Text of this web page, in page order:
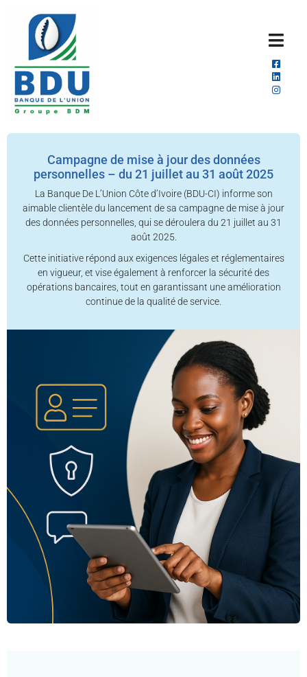
Campagne de mise à jour des données
personnelles – du 21 juillet au 31 août 2025
La Banque De L’Union Côte d’Ivoire (BDU-CI) informe son
aimable clientèle du lancement de sa campagne de mise à jour
des données personnelles, qui se déroulera du 21 juillet au 31
août 2025.
Cette initiative répond aux exigences légales et réglementaires
en vigueur, et vise également à renforcer la sécurité des
opérations bancaires, tout en garantissant une amélioration
continue de la qualité de service.